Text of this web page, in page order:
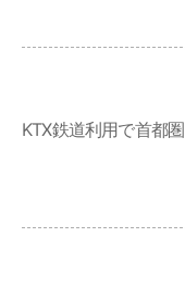
KTX鉄道利用で首都